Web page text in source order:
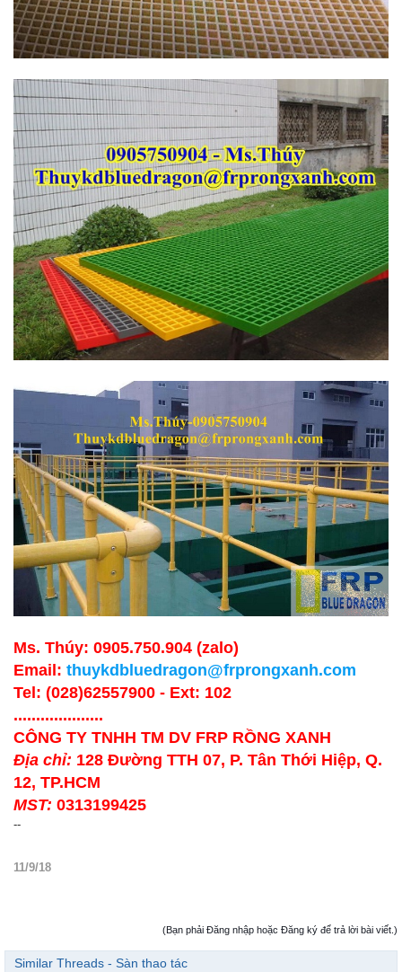
Ms. Thúy: 0905.750.904 (zalo)
Email: thuykdbluedragon@frprongxanh.com
Tel: (028)62557900 - Ext: 102
....................
CÔNG TY TNHH TM DV FRP RỒNG XANH
Địa chỉ: 128 Đường TTH 07, P. Tân Thới Hiệp, Q.
12, TP.HCM
MST: 0313199425
--
11/9/18
(Bạn phải Đăng nhập hoặc Đăng ký để trả lời bài viết.)
Similar Threads - Sàn thao tác